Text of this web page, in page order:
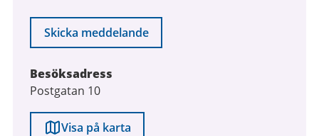
Skicka meddelande
Besöksadress
Postgatan 10
Visa på karta